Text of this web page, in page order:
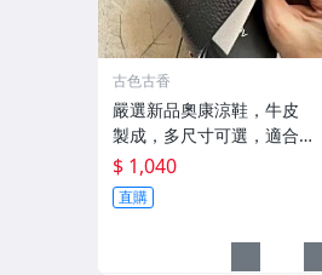
古色古香
嚴選新品奧康涼鞋，牛皮
製成，多尺寸可選，適合
日常搭配收藏 涼鞋 牛皮 奧
康
$ 1,040
直購